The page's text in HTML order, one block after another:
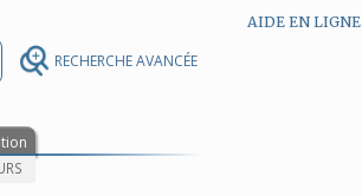
RECHERCHE AVANCÉE
AIDE EN LIGNE